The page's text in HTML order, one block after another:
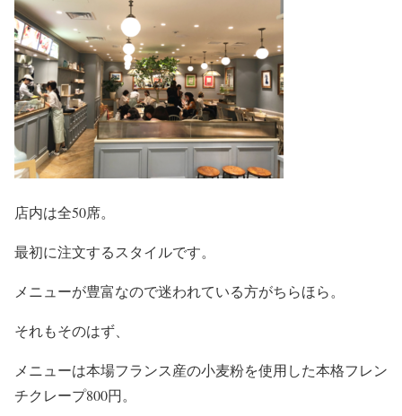
店内は全50席。
最初に注文するスタイルです。
メニューが豊富なので迷われている方がちらほら。
それもそのはず、
メニューは本場フランス産の小麦粉を使用した本格フレン
チクレープ800円。